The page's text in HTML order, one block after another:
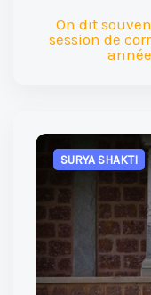
On dit
session de
SURYA SHAKTI